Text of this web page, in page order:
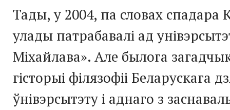
Тады, у 2004, па словах спадара
улады патрабавалі ад
Міхайлава». Але былога
гісторыі філязофіі Беларускага
ўнівэрсытэту і аднаго з